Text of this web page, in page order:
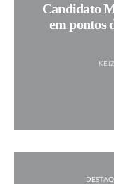
Candidato
em pontos